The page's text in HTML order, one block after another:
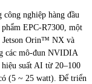
nghiệp hàng đầu
EPC-R7300, một
Jetson Orin™ NX và
các mô-đun NVIDIA
suất AI từ 20–100
(5 ~ 25 watt). Để triển